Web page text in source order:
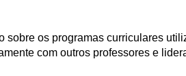
sobre os programas curriculares
com outros professores e